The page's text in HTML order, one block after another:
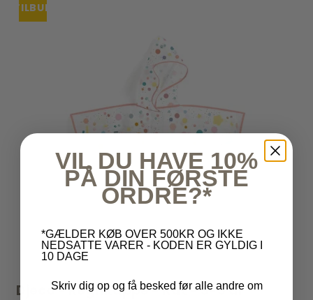
TILBUD
Djeco - Regnkappe - Kat - 3-5 år
VIL DU HAVE 10%
PÅ DIN FØRSTE
ORDRE?*
*GÆLDER KØB OVER 500KR OG IKKE
NEDSATTE VARER - KODEN ER GYLDIG I
10 DAGE
Skriv dig op og få besked før alle andre om